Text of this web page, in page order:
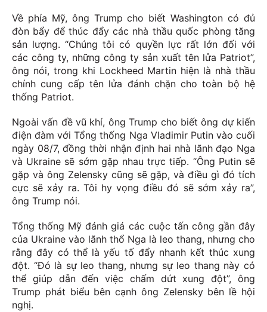
Về phía Mỹ, ông Trump cho biết Washington có đủ
đòn bẩy để thúc đẩy các nhà thầu quốc phòng tăng
sản lượng. “Chúng tôi có quyền lực rất lớn đối với
các công ty, những công ty sản xuất tên lửa Patriot”,
ông nói, trong khi Lockheed Martin hiện là nhà thầu
chính cung cấp tên lửa đánh chặn cho toàn bộ hệ
thống Patriot.
Ngoài vấn đề vũ khí, ông Trump cho biết ông dự kiến
điện đàm với Tổng thống Nga Vladimir Putin vào cuối
ngày 08/7, đồng thời nhận định hai nhà lãnh đạo Nga
và Ukraine sẽ sớm gặp nhau trực tiếp. “Ông Putin sẽ
gặp và ông Zelensky cũng sẽ gặp, và điều gì đó tích
cực sẽ xảy ra. Tôi hy vọng điều đó sẽ sớm xảy ra”,
ông Trump nói.
Tổng thống Mỹ đánh giá các cuộc tấn công gần đây
của Ukraine vào lãnh thổ Nga là leo thang, nhưng cho
rằng đây có thể là yếu tố đẩy nhanh kết thúc xung
đột. “Đó là sự leo thang, nhưng sự leo thang này có
thể giúp dẫn đến việc chấm dứt xung đột”, ông
Trump phát biểu bên cạnh ông Zelensky bên lề hội
nghị.